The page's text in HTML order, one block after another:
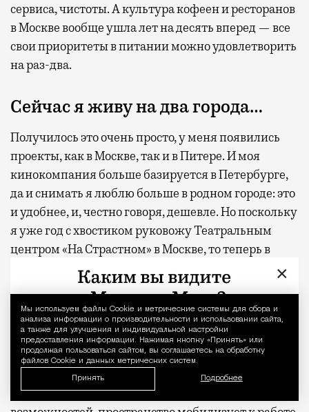
Уведомление
Мы используем файлы Сookie и метрические системы для сбора и
анализа информации о производительности и использовании сайта,
а также для улучшения и индивидуальной настройки
предоставления информации. Нажимая кнопку «Принять» или
продолжая пользоваться сайтом, вы соглашаетесь на обработку
файлов Cookie и данных метрических систем.
Принять Подробнее
сервиса, чистоты. А культура кофеен и ресторанов
в Москве вообще ушла лет на десять вперед — все
свои приоритеты в питании можно удовлетворить
на раз-два.
Сейчас я живу на два города…
Получилось это очень просто, у меня появились
проекты, как в Москве, так и в Питере. И моя
кинокомпания больше базируется в Петербурге,
да и снимать я люблю больше в родном городе: это
и удобнее, и, честно говоря, дешевле. Но поскольку
я уже год с хвостиком руковожу Театральным
центром «На Страстном» в Москве, то теперь в
Петербурге оказываюсь крайне редко — раз в два-
Конечно же, я больше ощущаю себя
петербуржцем, и так будет всегда. Это лучший
город на Земле — заявляю ответственно, ведь, к
счастью, много где был. Но работать и что-то
делать мне проще в Москве, здесь больше людей и
×